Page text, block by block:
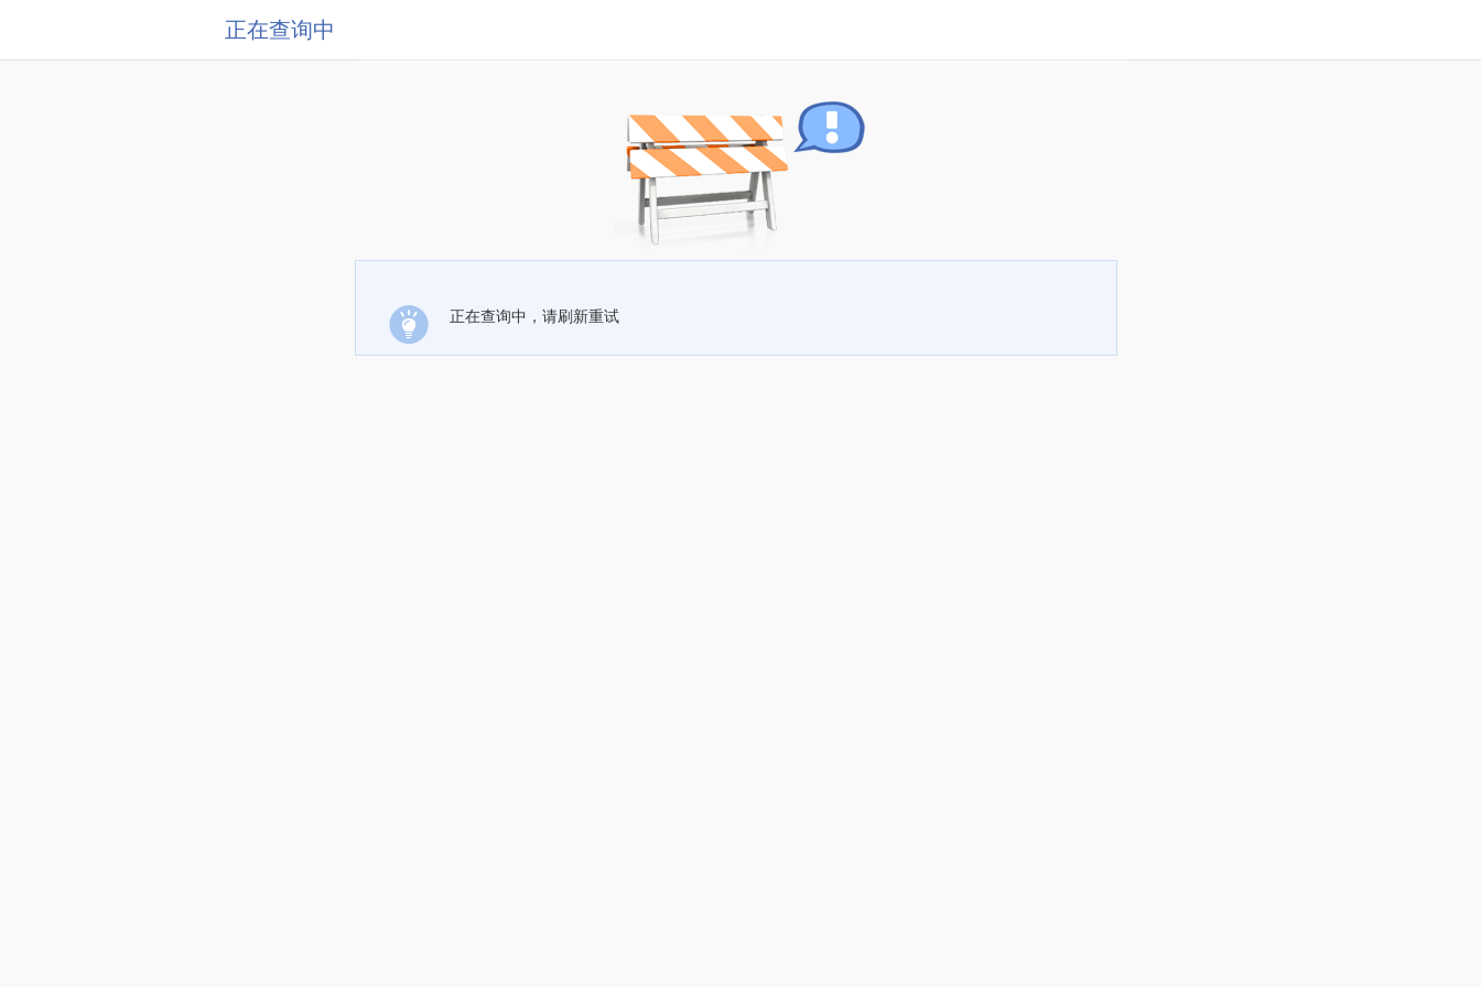
正在查询中
正在查询中，请刷新重试